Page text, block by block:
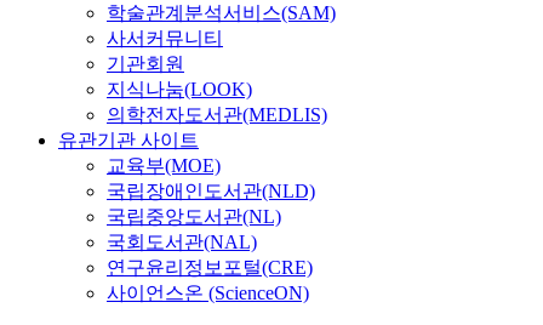
학술관계분석서비스(SAM)
사서커뮤니티
기관회원
지식나눔(LOOK)
의학전자도서관(MEDLIS)
유관기관 사이트
교육부(MOE)
국립장애인도서관(NLD)
국립중앙도서관(NL)
국회도서관(NAL)
연구윤리정보포털(CRE)
사이언스온 (ScienceON)